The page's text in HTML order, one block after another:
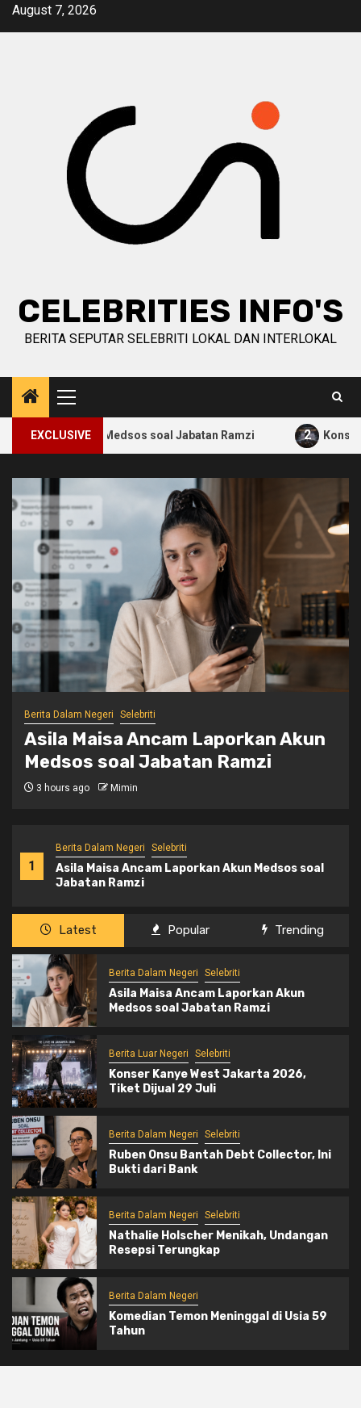
SkipAugust 7, 2026
CELEBRITIES INFO'S
BERITA SEPUTAR SELEBRITI LOKAL DAN INTERLOKAL
Primary
Menu
EXCLUSIVE
Medsos soal Jabatan Ramzi 2 Konser Kanye West
1
Berita Dalam Negeri Selebriti
Asila Maisa Ancam Laporkan Akun Medsos soal
Jabatan Ramzi
Berita Luar Negeri Selebriti
Konser Kanye West Jakarta 2026,
Tiket Dijual 29 Juli
2 weeks ago Mimin
Latest Popular Trending
Berita Dalam Negeri Selebriti
Asila Maisa Ancam Laporkan Akun
Medsos soal Jabatan Ramzi
Berita Luar Negeri Selebriti
Konser Kanye West Jakarta 2026,
Tiket Dijual 29 Juli
Berita Dalam Negeri Selebriti
Ruben Onsu Bantah Debt Collector, Ini
Bukti dari Bank
Berita Dalam Negeri Selebriti
Nathalie Holscher Menikah, Undangan
Resepsi Terungkap
Berita Dalam Negeri
Komedian Temon Meninggal di Usia 59
Tahun